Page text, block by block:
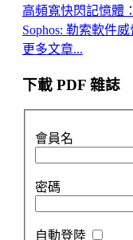
高頻寬快閃記憶體
Sophos: 勒索軟件
更多文章...
下載 PDF 雜誌
會員名
密碼
自動登陸